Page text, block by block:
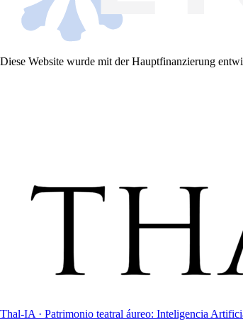
Diese Website wurde mit der Hauptfinanzierung
Thal-IA · Patrimonio teatral áureo: Inteligencia